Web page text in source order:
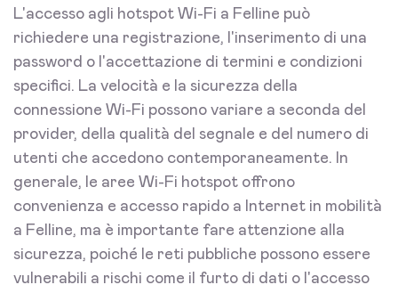
L'accesso agli hotspot Wi-Fi a Felline può
richiedere una registrazione, l'inserimento di una
password o l'accettazione di termini e condizioni
specifici. La velocità e la sicurezza della
connessione Wi-Fi possono variare a seconda del
provider, della qualità del segnale e del numero di
utenti che accedono contemporaneamente. In
generale, le aree Wi-Fi hotspot offrono
convenienza e accesso rapido a Internet in mobilità
a Felline, ma è importante fare attenzione alla
sicurezza, poiché le reti pubbliche possono essere
vulnerabili a rischi come il furto di dati o l'accesso